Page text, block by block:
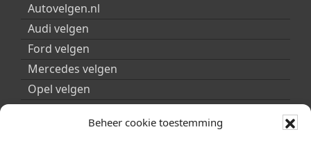
Beheer cookie toestemming
Autovelgen.nl
Audi velgen
Ford velgen
Mercedes velgen
Opel velgen
Peugeot velgen
Porsche velgen